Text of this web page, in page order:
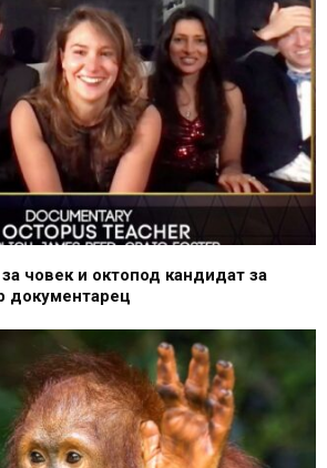
човек и октопод кандидат за
документарец